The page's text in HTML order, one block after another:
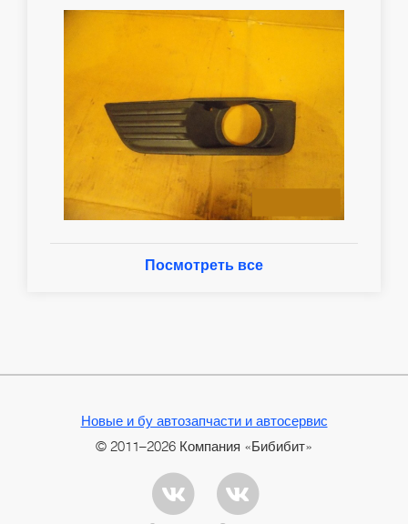
Посмотреть все
Новые и бу автозапчасти и автосервис
© 2011–2026 Компания «Бибибит»